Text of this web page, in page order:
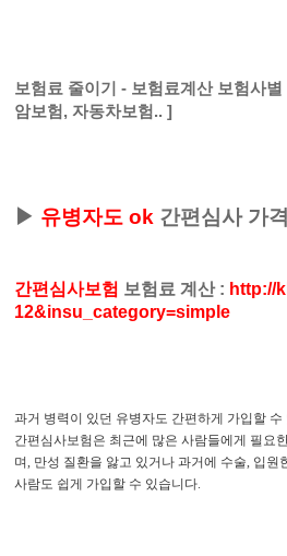
보험료 줄이기 - 보험료계산 보험사
암보험, 자동차보험.. ]
▶ 유병자도 ok 간편심사 가
간편심사보험 보험료 계산: http://
12&insu_category=simple
과거 병력이 있던 유병자도 간편하게 가입할
간편심사보험은 최근에 많은 사람들에게 필요
며, 만성 질환을 앓고 있거나 과거에 수술, 입원
사람도 쉽게 가입할 수 있습니다.